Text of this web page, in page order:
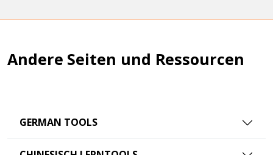
Andere Seiten und Ressourcen
GERMAN TOOLS